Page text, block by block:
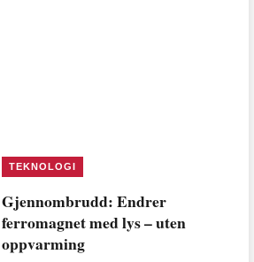
TEKNOLOGI
Gjennombrudd: Endrer
ferromagnet med lys – uten
oppvarming